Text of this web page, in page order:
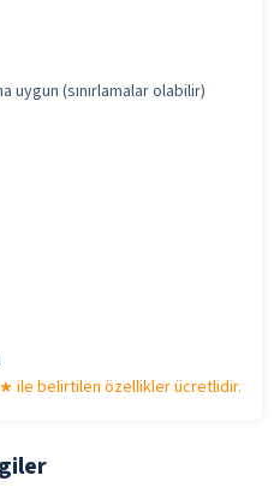
uygun (sınırlamalar olabilir)
ile belirtilen özellikler ücretlidir.